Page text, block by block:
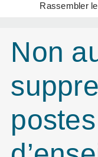
Rassembler
Non
postes